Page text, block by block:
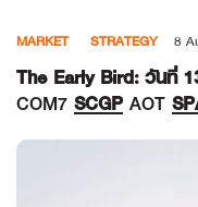
content
MARKET STRATEGY 8
The Early Bird: วันที่
COM7 SCGPAOT